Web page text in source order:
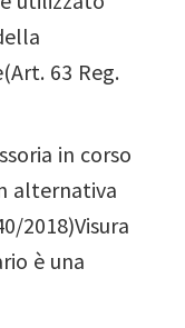
63 Reg.
in corso
alternativa
2018)Visura
è una